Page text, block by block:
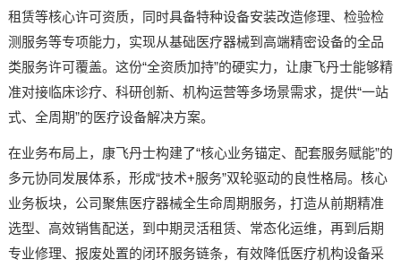
租赁等核心许可资质，同时具备特种设备安装改造修理、检验检
测服务等专项能力，实现从基础医疗器械到高端精密设备的全品
类服务许可覆盖。这份“全资质加持”的硬实力，让康飞丹士能够精
准对接临床诊疗、科研创新、机构运营等多场景需求，提供“一站
式、全周期”的医疗设备解决方案。
在业务布局上，康飞丹士构建了“核心业务锚定、配套服务赋能”的
多元协同发展体系，形成“技术+服务”双轮驱动的良性格局。核心
业务板块，公司聚焦医疗器械全生命周期服务，打造从前期精准
选型、高效销售配送，到中期灵活租赁、常态化运维，再到后期
专业修理、报废处置的闭环服务链条，有效降低医疗机构设备采